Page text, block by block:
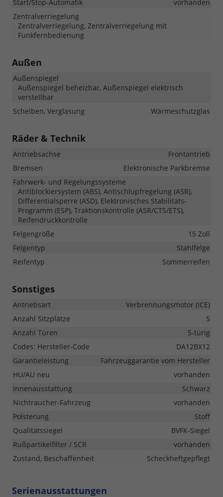
Start/Stop-Automatik
vorhanden
Zentralverriegelung
Zentralverriegelung, Zentralverriegelung mit
Funkfernbedienung
Außen
Außenspiegel
Außenspiegel beheizbar, Außenspiegel elektrisch
verstellbar
Scheiben, Verglasung
Wärmeschutzglas
Räder & Technik
Antriebsachse
Frontantrieb
Bremsen
Elektronische Parkbremse
Fahrwerk- und Regelungssysteme
Antiblockiersystem (ABS), Antischlupfregelung (ASR),
Differentialsperre (ASD), Elektronisches Stabilitäts-
Programm (ESP), Traktionskontrolle (ASR/CTS/ETS),
Reifendruckkontrolle
Felgengröße
15 Zoll
Felgentyp
Stahlfelge
Reifentyp
Sommerreifen
Sonstiges
Antriebsart
Verbrennungsmotor (ICE)
Anzahl Sitzplätze
5
Anzahl Türen
5-türig
Codes: Hersteller-Code
DA12BX12
Garantieleistung
Fahrzeuggarantie vom Hersteller
HU/AU neu
vorhanden
Innenausstattung
Schwarz
Nichtraucher-Fahrzeug
vorhanden
Polsterung
Stoff
Qualitätssiegel
BVFK-Siegel
Rußpartikelfilter / SCR
vorhanden
Zustand, Beschaffenheit
Scheckheftgepflegt
Serienausstattungen